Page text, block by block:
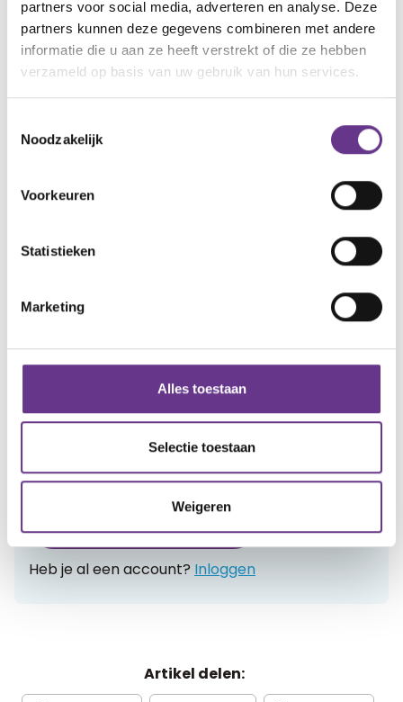
partners voor social media, adverteren en analyse. Deze
partners kunnen deze gegevens combineren met andere
informatie die u aan ze heeft verstrekt of die ze hebben
verzameld op basis van uw gebruik van hun services.
Noodzakelijk
Voorkeuren
Statistieken
Marketing
Alles toestaan
Selectie toestaan
Weigeren
Meer informatie en aanmelden
Klik hier
Reacties
Alle reacties lezen?
Log inen lees reacties van anderen. Stel vragen
aan de redactie, geef likes en praat mee over de
geschreven blogs en artikelen.
Heb je al een account? Inloggen
Artikel delen: